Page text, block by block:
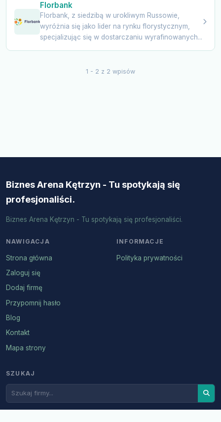
Florbank
Florbank, z siedzibą w urokliwym Russowie,
wyróżnia się jako lider na rynku florystycznym,
specjalizując się w dostarczaniu wyrafinowanych...
1 - 2 z 2 wpisów
Biznes Arena Kętrzyn - Tu spotykają się
profesjonaliści.
Biznes Arena Kętrzyn - Tu spotykają się profesjonaliści.
NAWIGACJA
Strona główna
Zaloguj się
Dodaj firmę
Przypomnij hasło
Blog
Kontakt
Mapa strony
INFORMACJE
Polityka prywatności
SZUKAJ